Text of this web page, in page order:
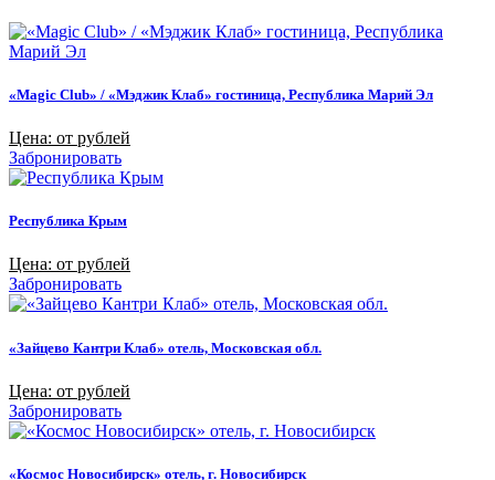
«Magic Club» / «Мэджик Клаб» гостиница, Республика Марий Эл
Цена: от рублей
Забронировать
Республика Крым
Цена: от рублей
Забронировать
«Зайцево Кантри Клаб» отель, Московская обл.
Цена: от рублей
Забронировать
«Космос Новосибирск» отель, г. Новосибирск